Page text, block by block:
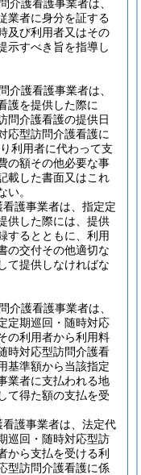
介護看護事業者は、
業者に身分を証する
及び利用者又はその
示すべき旨を指導し
介護看護事業者は、
護を提供した際に
問介護看護の提供日
応型訪問介護看護に
利用者に代わって支
の額その他必要な事
載した書面又はこれ
い。
護事業者は、指定定
供した際には、提供
するとともに、利用
の交付その他適切な
て提供しなければな
介護看護事業者は、
定期巡回・随時対応
の利用者から利用料
時対応型訪問介護看
基準額から当該指定
業者に支払われる地
て得た額の支払を受
護事業者は、法定代
巡回・随時対応型訪
から支払を受ける利
型訪問介護看護に係